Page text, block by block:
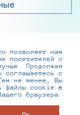
250-0-260
2Б строение 1
позволяет нам
посетителей с
Продолжая
соглашаетесь с
не менее, Вы
файлы cookie в
браузера.